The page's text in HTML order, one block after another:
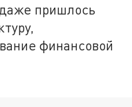
пришлось
финансовой